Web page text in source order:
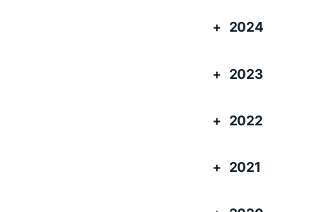
2024
2023
2022
2021